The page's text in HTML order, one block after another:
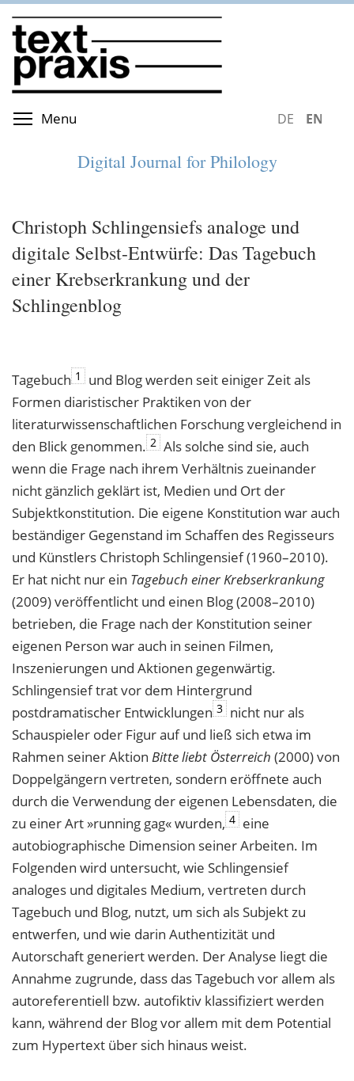
Skip
to
main
content
Menu DEUTSCH
Digital Journal for Philology
Christoph Schlingensiefs analoge und
digitale Selbst-Entwürfe: Das Tagebuch
einer Krebserkrankung und der
Schlingenblog
Tagebuch 1
und Blog werden seit einiger Zeit als
Formen diaristischer Praktiken von der
literaturwissenschaftlichen Forschung vergleichend in
den Blick genommen. 2 Als solche sind sie, auch
wenn die Frage nach ihrem Verhältnis zueinander
nicht gänzlich geklärt ist, Medien und Ort der
Subjektkonstitution. Die eigene Konstitution war auch
beständiger Gegenstand im Schaffen des Regisseurs
und Künstlers Christoph Schlingensief (1960–2010).
Er hat nicht nur ein Tagebuch einer Krebserkrankung
(2009) veröffentlicht und einen Blog (2008–2010)
betrieben, die Frage nach der Konstitution seiner
eigenen Person war auch in seinen Filmen,
Inszenierungen und Aktionen gegenwärtig.
Schlingensief trat vor dem Hintergrund
postdramatischer Entwicklungen 3 nicht nur als
Schauspieler oder Figur auf und ließ sich etwa im
Rahmen seiner Aktion Bitte liebt Österreich (2000) von
Doppelgängern vertreten, sondern eröffnete auch
durch die Verwendung der eigenen Lebensdaten, die
zu einer Art »running gag« wurden, 4 eine
autobiographische Dimension seiner Arbeiten. Im
Folgenden wird untersucht, wie Schlingensief
analoges und digitales Medium, vertreten durch
Tagebuch und Blog, nutzt, um sich als Subjekt zu
entwerfen, und wie darin Authentizität und
Autorschaft generiert werden. Der Analyse liegt die
Annahme zugrunde, dass das Tagebuch vor allem als
autoreferentiell bzw. autofiktiv klassifiziert werden
kann, während der Blog vor allem mit dem Potential
zum Hypertext über sich hinaus weist.